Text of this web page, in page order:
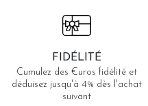
FIDÉLITÉ
Cumulez des €uros fidélité et
déduisez jusqu'à 4% dès l'achat
suivant